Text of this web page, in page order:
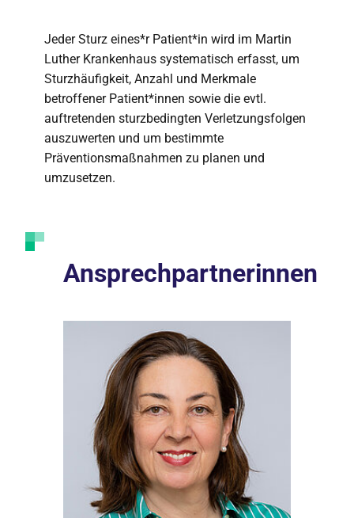
Jeder Sturz eines*r Patient*in wird im Martin
Luther Krankenhaus systematisch erfasst, um
Sturzhäufigkeit, Anzahl und Merkmale
betroffener Patient*innen sowie die evtl.
auftretenden sturzbedingten Verletzungsfolgen
auszuwerten und um bestimmte
Präventionsmaßnahmen zu planen und
umzusetzen.
Ansprechpartnerinnen